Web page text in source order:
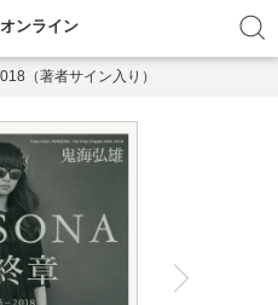
ンライン
（著者サイン入り）